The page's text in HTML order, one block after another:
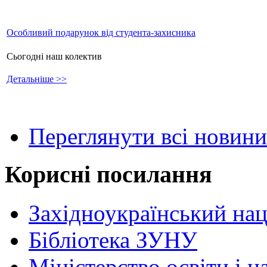
Особливий подарунок від студента-захисника
Сьогодні наш колектив
Детальніше >>
Переглянути всі новини
Корисні посилання
Західноукраїнський
Бібліотека ЗУНУ